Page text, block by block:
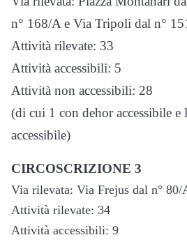
n° 168/A e Via Tripoli dal n°
Attività rilevate: 33
Attività accessibili: 5
Attività non accessibili: 28
(di cui 1 con dehor accessibile e
accessibile)
CIRCOSCRIZIONE 3
Via rilevata: Via Frejus dal n° 80/
Attività rilevate: 34
Attività accessibili: 9